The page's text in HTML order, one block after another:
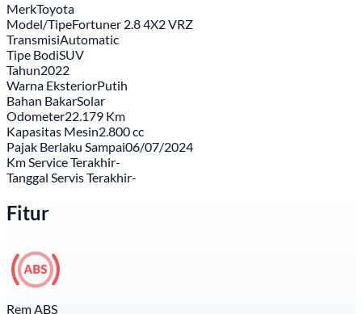
MerkToyota
Model/TipeFortuner 2.8 4X2 VRZ
TransmisiAutomatic
Tipe BodiSUV
Tahun2022
Warna EksteriorPutih
Bahan BakarSolar
Odometer22.179 Km
Kapasitas Mesin2.800 cc
Pajak Berlaku Sampai06/07/2024
Km Service Terakhir-
Tanggal Servis Terakhir-
Fitur
Rem ABS